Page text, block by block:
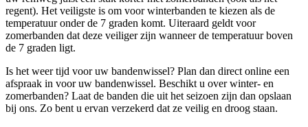
regent). Het veiligste is om voor winterbanden te kiezen als de
temperatuur onder de 7 graden komt. Uiteraard geldt voor
zomerbanden dat deze veiliger zijn wanneer de temperatuur boven
de 7 graden ligt.
Is het weer tijd voor uw bandenwissel? Plan dan direct online een
afspraak in voor uw bandenwissel. Beschikt u over winter- en
zomerbanden? Laat de banden die uit het seizoen zijn dan opslaan
bij ons. Zo bent u ervan verzekerd dat ze veilig en droog staan.